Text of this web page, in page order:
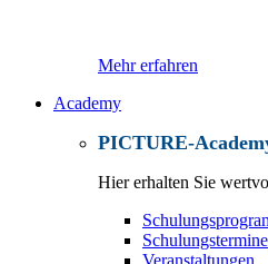
Mehr erfahren
Academy
PICTURE-
Hier erhalten Sie
Schulungstermine
Veranstaltungen